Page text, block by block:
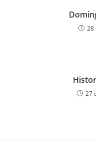
28
27